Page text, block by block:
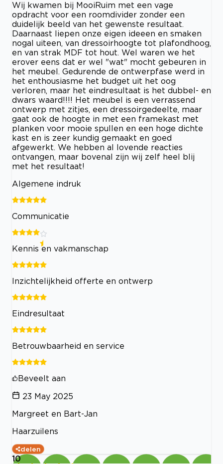
Wij kwamen bij MooiRuim met een vage
opdracht voor een roomdivider zonder een
duidelijk beeld van het gewenste resultaat.
Daarnaast liepen onze eigen ideeen en smaken
nogal uiteen, van dressoirhoogte tot plafondhoog,
en van strak MDF tot hout. Wel waren we het
erover eens dat er wel "wat" mocht gebeuren in
het meubel. Gedurende de ontwerpfase werd in
het enthousiasme het budget uit het oog
verloren, maar het eindresultaat is het dubbel- en
dwars waard!!!! Het meubel is een verrassend
ontwerp met zitjes, een dressoirgedeelte, maar
gaat ook de hoogte in met een framekast met
planken voor mooie spullen en een hoge dichte
kast en is zeer kundig gemaakt en goed
afgewerkt. We hebben al lovende reacties
ontvangen, maar bovenal zijn wij zelf heel blij
met het resultaat!
Algemene indruk
Communicatie
Kennis en vakmanschap
Inzichtelijkheid offerte en ontwerp
Eindresultaat
Betrouwbaarheid en service
Beveelt aan
23 May 2025
Margreet en Bart-Jan
Haarzuilens
delen
10